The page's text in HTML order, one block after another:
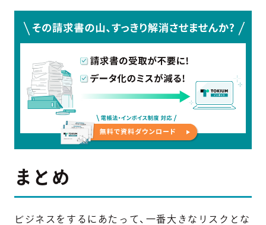
まとめ
ビジネスをするにあたって、一番大きなリスクとな